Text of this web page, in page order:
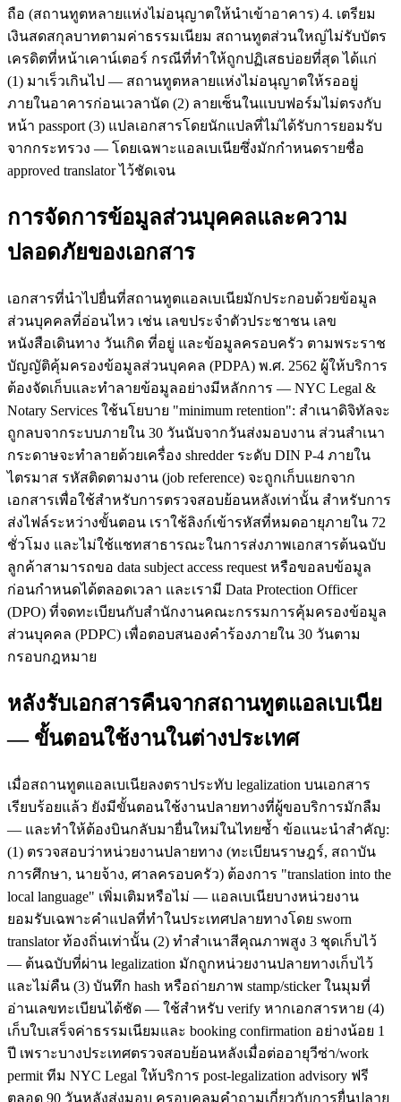
ถือ (สถานทูตหลายแห่งไม่อนุญาตให้นำเข้าอาคาร) 4. เตรียม
เงินสดสกุลบาทตามค่าธรรมเนียม สถานทูตส่วนใหญ่ไม่รับบัตร
เครดิตที่หน้าเคาน์เตอร์ กรณีที่ทำให้ถูกปฏิเสธบ่อยที่สุด ได้แก่
(1) มาเร็วเกินไป — สถานทูตหลายแห่งไม่อนุญาตให้รออยู่
ภายในอาคารก่อนเวลานัด (2) ลายเซ็นในแบบฟอร์มไม่ตรงกับ
หน้า passport (3) แปลเอกสารโดยนักแปลที่ไม่ได้รับการยอมรับ
จากกระทรวง — โดยเฉพาะแอลเบเนียซึ่งมักกำหนดรายชื่อ
approved translator ไว้ชัดเจน
การจัดการข้อมูลส่วนบุคคลและความ
ปลอดภัยของเอกสาร
เอกสารที่นำไปยื่นที่สถานทูตแอลเบเนียมักประกอบด้วยข้อมูล
ส่วนบุคคลที่อ่อนไหว เช่น เลขประจำตัวประชาชน เลข
หนังสือเดินทาง วันเกิด ที่อยู่ และข้อมูลครอบครัว ตามพระราช
บัญญัติคุ้มครองข้อมูลส่วนบุคคล (PDPA) พ.ศ. 2562 ผู้ให้บริการ
ต้องจัดเก็บและทำลายข้อมูลอย่างมีหลักการ — NYC Legal &
Notary Services ใช้นโยบาย "minimum retention": สำเนาดิจิทัลจะ
ถูกลบจากระบบภายใน 30 วันนับจากวันส่งมอบงาน ส่วนสำเนา
กระดาษจะทำลายด้วยเครื่อง shredder ระดับ DIN P-4 ภายใน
ไตรมาส รหัสติดตามงาน (job reference) จะถูกเก็บแยกจาก
เอกสารเพื่อใช้สำหรับการตรวจสอบย้อนหลังเท่านั้น สำหรับการ
ส่งไฟล์ระหว่างขั้นตอน เราใช้ลิงก์เข้ารหัสที่หมดอายุภายใน 72
ชั่วโมง และไม่ใช้แชทสาธารณะในการส่งภาพเอกสารต้นฉบับ
ลูกค้าสามารถขอ data subject access request หรือขอลบข้อมูล
ก่อนกำหนดได้ตลอดเวลา และเรามี Data Protection Officer
(DPO) ที่จดทะเบียนกับสำนักงานคณะกรรมการคุ้มครองข้อมูล
ส่วนบุคคล (PDPC) เพื่อตอบสนองคำร้องภายใน 30 วันตาม
กรอบกฎหมาย
หลังรับเอกสารคืนจากสถานทูตแอลเบเนีย
— ขั้นตอนใช้งานในต่างประเทศ
เมื่อสถานทูตแอลเบเนียลงตราประทับ legalization บนเอกสาร
เรียบร้อยแล้ว ยังมีขั้นตอนใช้งานปลายทางที่ผู้ขอบริการมักลืม
— และทำให้ต้องบินกลับมายื่นใหม่ในไทยซ้ำ ข้อแนะนำสำคัญ:
(1) ตรวจสอบว่าหน่วยงานปลายทาง (ทะเบียนราษฎร์, สถาบัน
การศึกษา, นายจ้าง, ศาลครอบครัว) ต้องการ "translation into the
local language" เพิ่มเติมหรือไม่ — แอลเบเนียบางหน่วยงาน
ยอมรับเฉพาะคำแปลที่ทำในประเทศปลายทางโดย sworn
translator ท้องถิ่นเท่านั้น (2) ทำสำเนาสีคุณภาพสูง 3 ชุดเก็บไว้
— ต้นฉบับที่ผ่าน legalization มักถูกหน่วยงานปลายทางเก็บไว้
และไม่คืน (3) บันทึก hash หรือถ่ายภาพ stamp/sticker ในมุมที่
อ่านเลขทะเบียนได้ชัด — ใช้สำหรับ verify หากเอกสารหาย (4)
เก็บใบเสร็จค่าธรรมเนียมและ booking confirmation อย่างน้อย 1
ปี เพราะบางประเทศตรวจสอบย้อนหลังเมื่อต่ออายุวีซ่า/work
permit ทีม NYC Legal ให้บริการ post-legalization advisory ฟรี
ตลอด 90 วันหลังส่งมอบ ครอบคลุมคำถามเกี่ยวกับการยื่นปลาย